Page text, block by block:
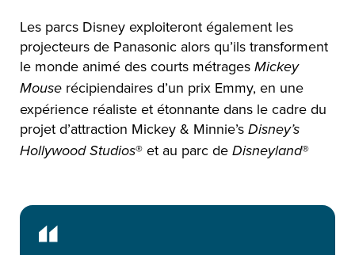
Les parcs Disney exploiteront également les
projecteurs de Panasonic alors qu’ils transforment
le monde animé des courts métrages Mickey
Mouse récipiendaires d’un prix Emmy, en une
expérience réaliste et étonnante dans le cadre du
projet d’attraction Mickey & Minnie’s Disney’s
Hollywood Studios® et au parc de Disneyland®